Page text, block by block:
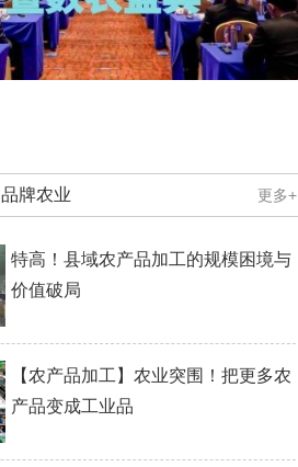
品牌农业 更多+
特高！县域农产品加工的规模困境与
价值破局
【农产品加工】农业突围！把更多农
产品变成工业品